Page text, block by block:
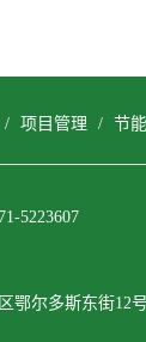
/ 项目管理 / 节
5223607
鄂尔多斯东街12